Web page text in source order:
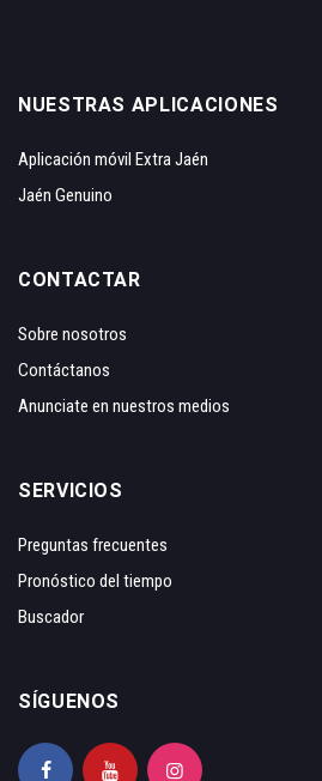
NUESTRAS APLICACIONES
Aplicación móvil Extra Jaén
Jaén Genuino
CONTACTAR
Sobre nosotros
Contáctanos
Anunciate en nuestros medios
SERVICIOS
Preguntas frecuentes
Pronóstico del tiempo
Buscador
SÍGUENOS